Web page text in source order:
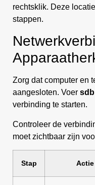
rechtsklik. Deze
stappen.
Zorg dat computer en
aangesloten. Voer
verbinding te starten.
Controleer de
moet zichtbaar zijn
Stap Actie